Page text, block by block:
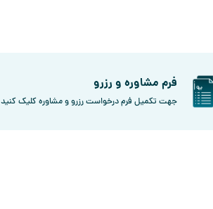
فرم مشاوره و رزرو
جهت تکمیل فرم درخواست رزرو و مشاوره کلیک کنید